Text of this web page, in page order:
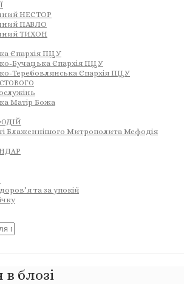
НЕСТОР
ПАВЛО
ТИХОН
Єпархія ПЦУ
Бучацька Єпархія ПЦУ
Теребовлянська Єпархія ПЦУ
Матір Божа
Блаженнішого Митрополита Мефодія
та за упокій
блозі